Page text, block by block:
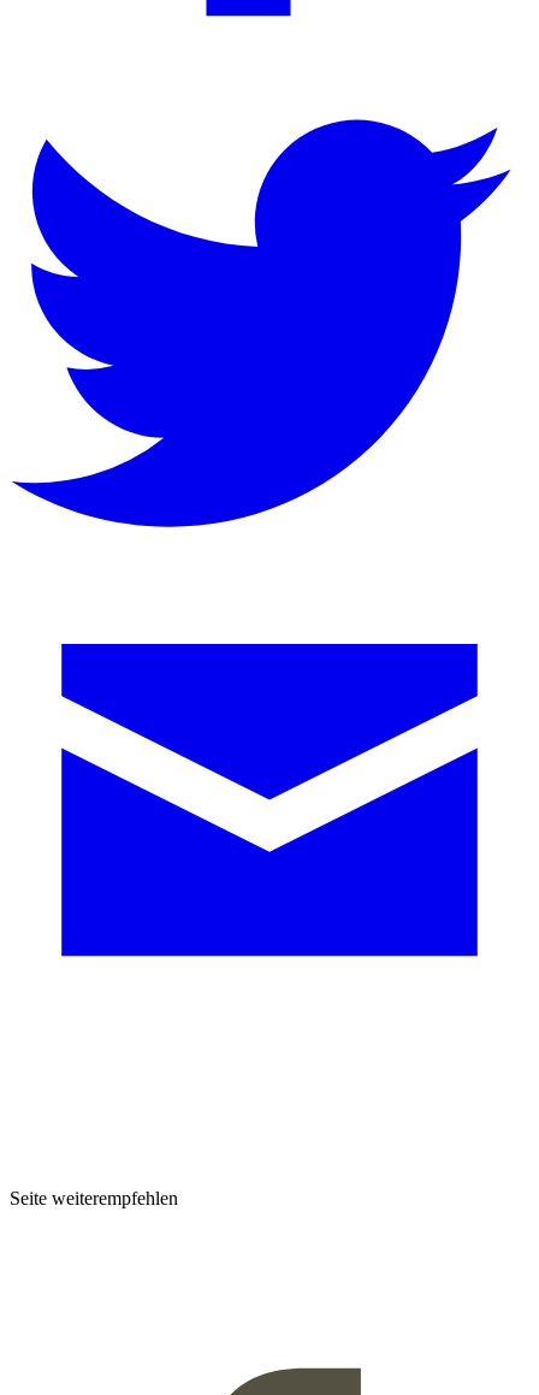
Seite weiterempfehlen